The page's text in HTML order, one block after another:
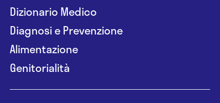
Dizionario Medico
Diagnosi e Prevenzione
Alimentazione
Genitorialità